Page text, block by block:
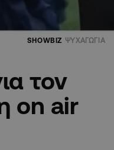
SHOWBIZ ΨΥΧΑΓΩΓΙΑ
τον
on air